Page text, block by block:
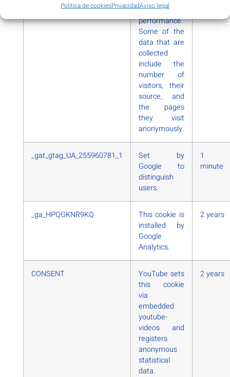
Política de cookiesPrivacidadAviso legal
website’s
performance.
Some of the
data that are
collected
include the
number of
visitors, their
source, and
the pages
they visit
anonymously.
_gat_gtag_UA_255960781_1
Set by
Google to
distinguish
users.
1
minute
_ga_HPQGKNR9KQ
This cookie is
installed by
Google
Analytics.
2 years
CONSENT
YouTube sets
this cookie
via
embedded
youtube-
videos and
registers
anonymous
statistical
data.
2 years